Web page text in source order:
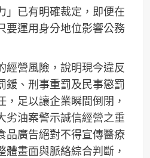
」已有明確裁定，即便在
要運用身分地位影響公務
經營風險，說明現今違反
鍰、刑事重罰及民事懲罰
足以讓企業瞬間倒閉，
劣油案警示誠信經營之重
品廣告絕對不得宣傳醫療
畫面與脈絡綜合判斷，